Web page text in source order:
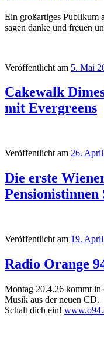
Ein großartiges Publikum
sagen danke und freuen
Veröffentlicht am 5. Mai
Cakewalk
mit Evergreens
Veröffentlicht am 26.
Die erste
Pensionistinnen
Veröffentlicht am 19.
Radio Orange
Montag 20.4.26 kommt in
Musik aus der neuen CD.
Schalt dich ein!